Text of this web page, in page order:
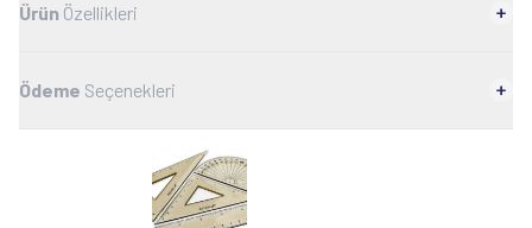
Ürün Özellikleri
Ödeme Seçenekleri